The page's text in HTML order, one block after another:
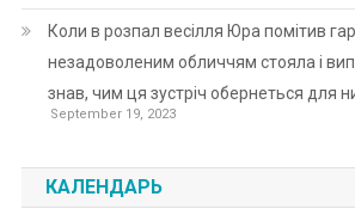
Коли в розпал весілля Юра помітив
незадоволеним обличчям стояла і
знав, чим ця зустріч обернеться для
September 19, 2023
КАЛЕНДАРЬ